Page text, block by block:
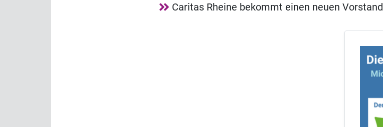
Caritas Rheine bekommt einen neuen Vorstand